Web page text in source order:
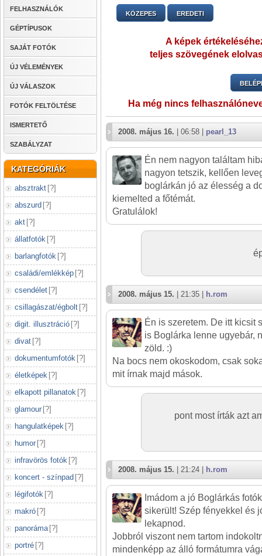
FELHASZNÁLÓK
GÉPTÍPUSOK
SAJÁT FOTÓK
ÚJ VÉLEMÉNYEK
ÚJ VÁLASZOK
FOTÓK FELTÖLTÉSE
ISMERTETŐ
SZABÁLYZAT
KATEGÓRIÁK
absztrakt [?]
abszurd [?]
akt [?]
állatfotók [?]
barlangfotók [?]
családi/emlékkép [?]
csendélet [?]
csillagászat/égbolt [?]
digit. illusztráció [?]
divat [?]
dokumentumfotók [?]
életképek [?]
elkapott pillanatok [?]
glamour [?]
hangulatképek [?]
humor [?]
infravörös fotók [?]
koncert - színpad [?]
légifotók [?]
makró [?]
panoráma [?]
portré [?]
KÖZEPES EREDETI
A képek
teljes szövegének
Ha még nincs
2008. május 16. | 06:58 | pearl_13
Én nem nagyon találtam
nagyon tetszik, kellően
boglárkán jó az élesség a
kiemelted a főtémát.
Gratulálok!
2008. május 15. | 21:35 | h.rom
Én is szeretem. De itt kicsit
is Boglárka lenne ugyebár,
zöld. :)
Na bocs nem okoskodom, csak
mit írnak majd mások.
pont most írták azt
2008. május 15. | 21:24 | h.rom
Imádom a jó Boglárkás
sikerült! Szép fényekkel és
lekapnod.
Jobbról viszont nem tartom
mindenképp az álló formátumra